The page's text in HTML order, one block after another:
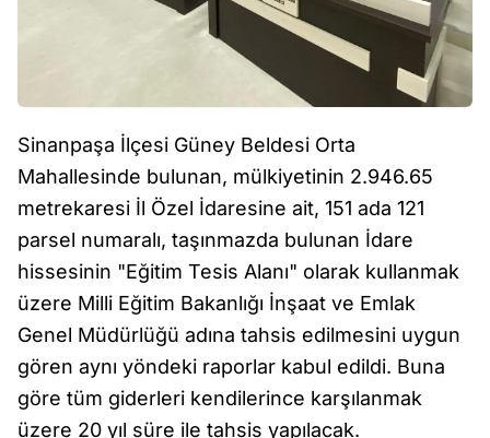
Sinanpaşa İlçesi Güney Beldesi Orta
Mahallesinde bulunan, mülkiyetinin 2.946.65
metrekaresi İl Özel İdaresine ait, 151 ada 121
parsel numaralı, taşınmazda bulunan İdare
hissesinin "Eğitim Tesis Alanı" olarak kullanmak
üzere Milli Eğitim Bakanlığı İnşaat ve Emlak
Genel Müdürlüğü adına tahsis edilmesini uygun
gören aynı yöndeki raporlar kabul edildi. Buna
göre tüm giderleri kendilerince karşılanmak
üzere 20 yıl süre ile tahsis yapılacak.